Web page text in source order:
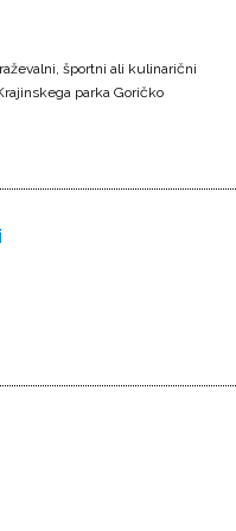
športni ali kulinarični
parka Goričko